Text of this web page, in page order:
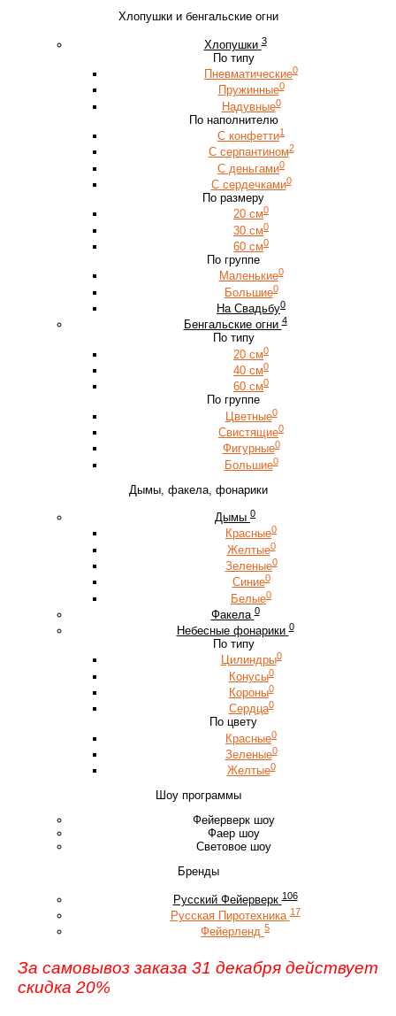
Хлопушки и бенгальские огни
Хлопушки 3
По типу
Пневматические0
Пружинные0
Надувные0
По наполнителю
С конфетти1
С серпантином2
С деньгами0
С сердечками0
По размеру
20 см0
30 см0
60 см0
По группе
Маленькие0
Большие0
На Свадьбу0
Бенгальские огни 4
По типу
20 см0
40 см0
60 см0
По группе
Цветные0
Свистящие0
Фигурные0
Большие0
Дымы, факела, фонарики
Дымы 0
Красные0
Желтые0
Зеленые0
Синие0
Белые0
Факела 0
Небесные фонарики 0
По типу
Цилиндры0
Конусы0
Короны0
Сердца0
По цвету
Красные0
Зеленые0
Желтые0
Шоу программы
Фейерверк шоу
Фаер шоу
Световое шоу
Бренды
Русский Фейерверк 106
Русская Пиротехника 17
Фейерленд 5
За самовывоз заказа 31 декабря действует
скидка 20%